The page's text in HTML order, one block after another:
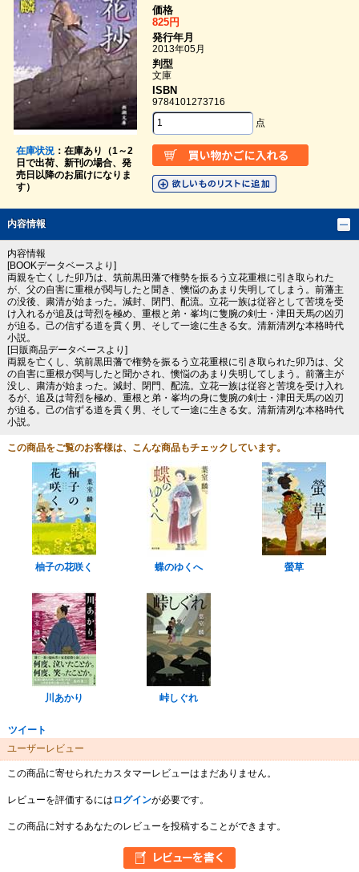
在庫状況：在庫あり（1～2
日で出荷、新刊の場合、発
売日以降のお届けになりま
す）
価格
825円
発行年月
2013年05月
判型
文庫
ISBN
9784101273716
点
内容情報
内容情報
[BOOKデータベースより]
両親を亡くした卯乃は、筑前黒田藩で権勢を振るう立花重根に引き取られた
が、父の自害に重根が関与したと聞き、懊悩のあまり失明してしまう。前藩主
の没後、粛清が始まった。減封、閉門、配流。立花一族は従容として苦境を受
け入れるが追及は苛烈を極め、重根と弟・峯均に隻腕の剣士・津田天馬の凶刃
が迫る。己の信ずる道を貫く男、そして一途に生きる女。清新清冽な本格時代
小説。
[日販商品データベースより]
両親を亡くし、筑前黒田藩で権勢を振るう立花重根に引き取られた卯乃は、父
の自害に重根が関与したと聞かされ、懊悩のあまり失明してしまう。前藩主が
没し、粛清が始まった。減封、閉門、配流。立花一族は従容と苦境を受け入れ
るが、追及は苛烈を極め、重根と弟・峯均の身に隻腕の剣士・津田天馬の凶刃
が迫る。己の信ずる道を貫く男、そして一途に生きる女。清新清冽な本格時代
小説。
この商品をご覧のお客様は、こんな商品もチェックしています。
柚子の花咲く 蝶のゆくへ 螢草
川あかり 峠しぐれ
ツイート
ユーザーレビュー
この商品に寄せられたカスタマーレビューはまだありません。
レビューを評価するには ログインが必要です。
この商品に対するあなたのレビューを投稿することができます。